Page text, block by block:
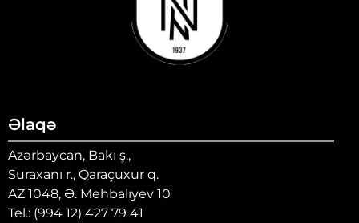
Əlaqə
Azərbaycan, Bakı ş.,
Suraxanı r., Qaraçuxur q.
AZ 1048, Ə. Mehbalıyev 10
Tel.: (994 12) 427 79 41